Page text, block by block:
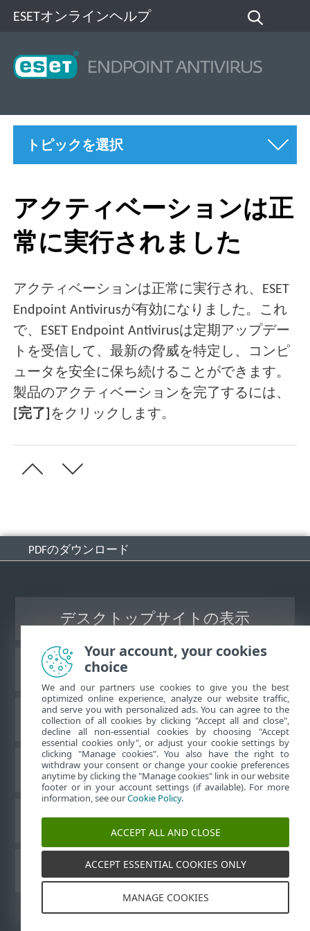
ESETオンラインヘルプ
トピックを選択
アクティベーションは正
常に実行されました
アクティベーションは正常に実行され、ESET
Endpoint Antivirusが有効になりました。これ
で、ESET Endpoint Antivirusは定期アップデー
トを受信して、最新の脅威を特定し、コンピ
ュータを安全に保ち続けることができます。
製品のアクティベーションを完了するには、
[完了] をクリックします。
PDFのダウンロード
デスクトップサイトの表示
ESETナレッジベース
ESETフォーラム
地域サポート
Cookieの管理
ESETユーザーガイド
©1992-2026ESET, spol. s r.o. - All rights reserved.
Your account, your cookies
choice
We and our partners use cookies to give you the best
optimized online experience, analyze our website traffic,
and serve you with personalized ads. You can agree to the
collection of all cookies by clicking "Accept all and close",
decline all non-essential cookies by choosing "Accept
essential cookies only", or adjust your cookie settings by
clicking "Manage cookies". You also have the right to
withdraw your consent or change your cookie preferences
anytime by clicking the "Manage cookies" link in our website
footer or in your account settings (if available). For more
information, see ourCookie Policy.
ACCEPT ALL AND CLOSE
ACCEPT ESSENTIAL COOKIES ONLY
MANAGE COOKIES